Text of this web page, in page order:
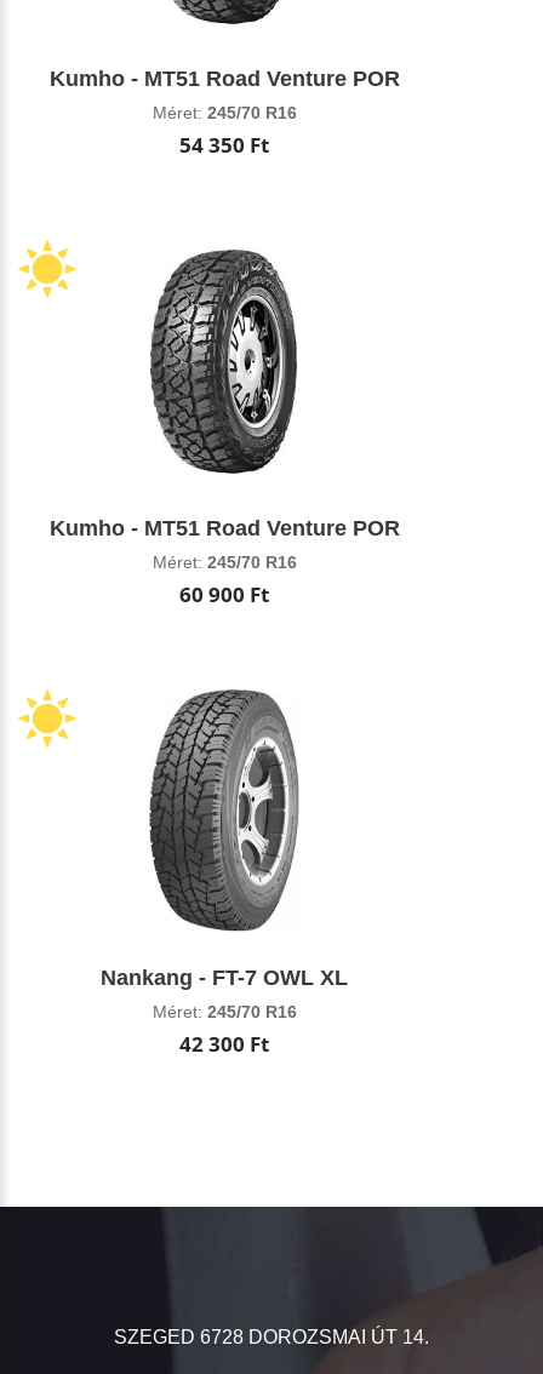
Kumho - MT51 Road Venture POR
Méret: 245/70 R16
54 350 Ft
Kumho - MT51 Road Venture POR
Méret: 245/70 R16
60 900 Ft
Nankang - FT-7 OWL XL
Méret: 245/70 R16
42 300 Ft
SZEGED 6728 DOROZSMAI ÚT 14.